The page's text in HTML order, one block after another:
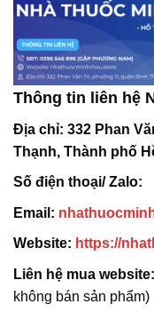
Thông tin liên hệ
Địa chỉ: 332 Phan
Thạnh, Thành phố
Số điện thoại/ Zalo:
Email:
Website: https://
Liên hệ mua website:
không bán sản phẩm)